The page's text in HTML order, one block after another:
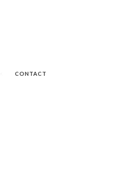
CONTACT